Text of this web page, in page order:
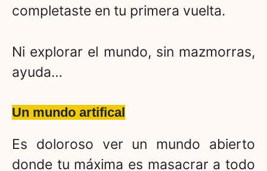
completaste en tu primera vuelta.
Ni explorar el mundo, sin mazmorras,
ayuda…
Un mundo artifical
Es doloroso ver un mundo abierto
donde tu máxima es masacrar a todo